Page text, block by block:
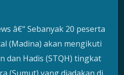
â€“ Sebanyak 20 peserta
(Madina) akan mengikuti
dan Hadis (STQH) tingkat
(Sumut) yang diadakan di